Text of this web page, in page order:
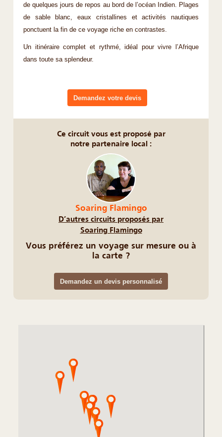
de quelques jours de repos au bord de l’océan Indien. Plages
de sable blanc, eaux cristallines et activités nautiques
ponctuent la fin de ce voyage riche en contrastes.
Un itinéraire complet et rythmé, idéal pour vivre l’Afrique
dans toute sa splendeur.
Demandez votre devis
Ce circuit vous est proposé par
notre partenaire local :
Soaring Flamingo
D’autres circuits proposés par
Soaring Flamingo
Vous préférez un voyage sur mesure ou à
la carte ?
Demandez un devis personnalisé